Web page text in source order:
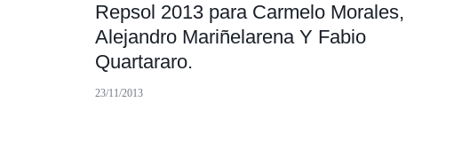
Repsol 2013 para Carmelo Morales,
Alejandro Mariñelarena Y Fabio
Quartararo.
23/11/2013